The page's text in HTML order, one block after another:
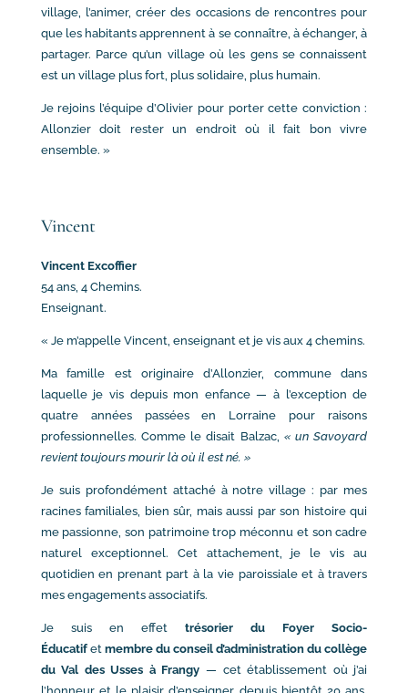
village, l’animer, créer des occasions de rencontres pour
que les habitants apprennent à se connaître, à échanger, à
partager. Parce qu’un village où les gens se connaissent
est un village plus fort, plus solidaire, plus humain.
Je rejoins l’équipe d’Olivier pour porter cette conviction :
Allonzier doit rester un endroit où il fait bon vivre
ensemble. »
Vincent
Vincent Excoffier
54 ans, 4 Chemins.
Enseignant.
« Je m’appelle Vincent, enseignant et je vis aux 4 chemins.
Ma famille est originaire d’Allonzier, commune dans
laquelle je vis depuis mon enfance — à l’exception de
quatre années passées en Lorraine pour raisons
professionnelles. Comme le disait Balzac, « un Savoyard
revient toujours mourir là où il est né. »
Je suis profondément attaché à notre village : par mes
racines familiales, bien sûr, mais aussi par son histoire qui
me passionne, son patrimoine trop méconnu et son cadre
naturel exceptionnel. Cet attachement, je le vis au
quotidien en prenant part à la vie paroissiale et à travers
mes engagements associatifs.
Je suis en effettrésorier du Foyer Socio-
Éducatifet membre du conseil d’administration du collège
du Val des Usses à Frangy — cet établissement où j’ai